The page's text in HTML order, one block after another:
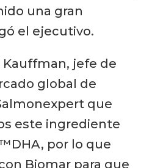
una gran
el ejecutivo.
jefe de
global de
que
este ingrediente
por lo que
Biomar para que